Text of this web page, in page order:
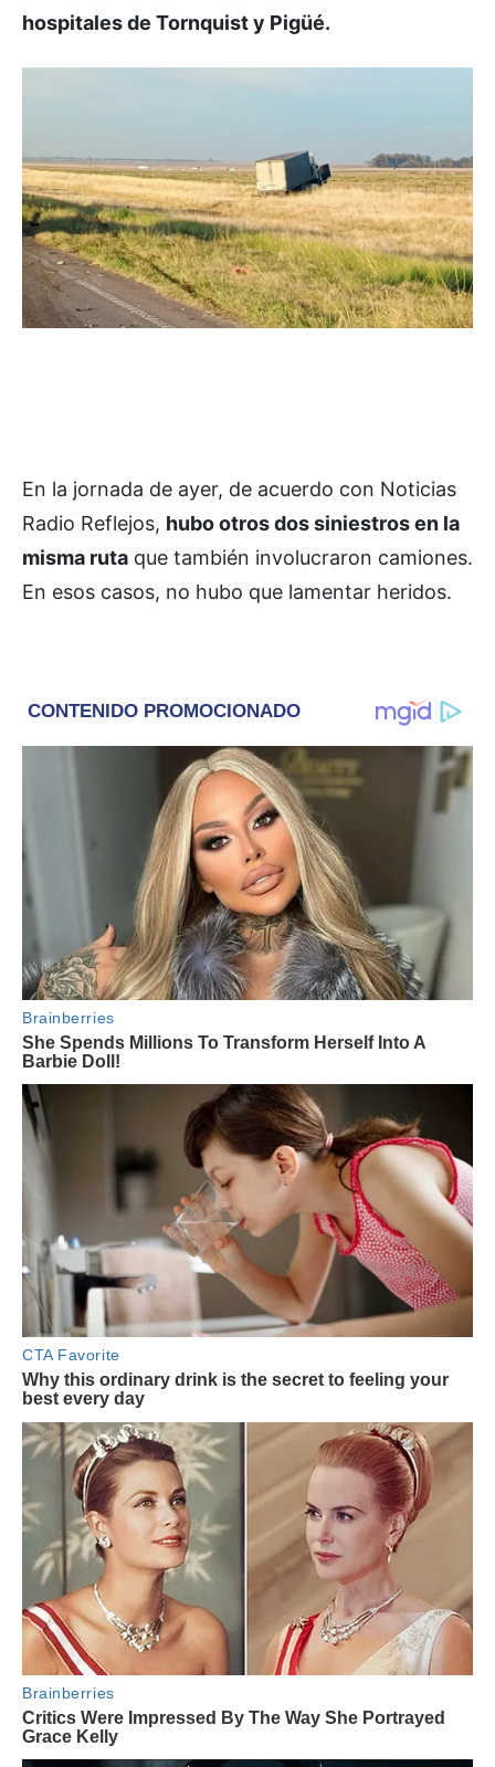
hospitales de Tornquist y Pigüé.
En la jornada de ayer, de acuerdo con Noticias
Radio Reflejos, hubo otros dos siniestros en la
misma ruta que también involucraron camiones.
En esos casos, no hubo que lamentar heridos.